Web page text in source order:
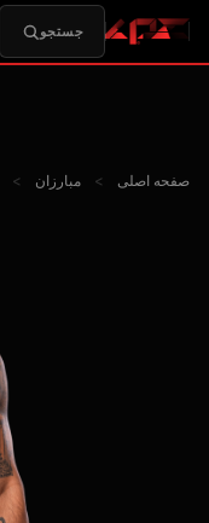
جستجو
صفحه اصلی > مبارزان >